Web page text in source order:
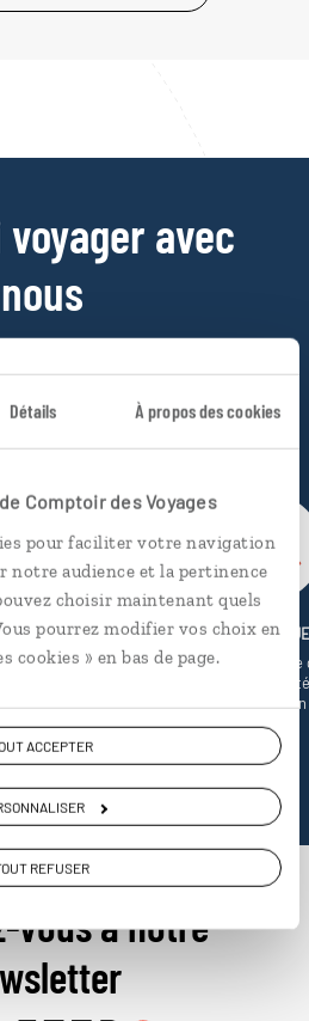
Détails À propos des cookies
Comptoir des Voyages
pour faciliter votre navigation
notre audience et la pertinence
choisir maintenant quels
pourrez modifier vos choix en
cookies » en bas de page.
ACCEPTER
REFUSER
avec
nous
sur mesure,mais nous
atouts qui font
la différence.
GPS,
LE
La revue de presse
informe de
destination
vous à notre